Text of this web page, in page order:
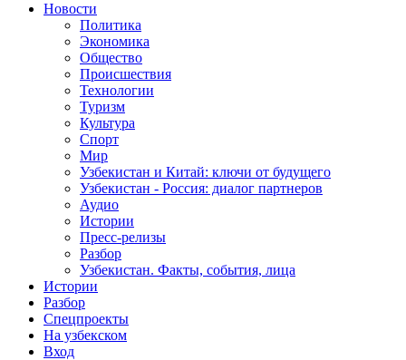
Новости
Политика
Экономика
Общество
Происшествия
Технологии
Туризм
Культура
Спорт
Мир
Узбекистан и Китай: ключи от будущего
Узбекистан - Россия: диалог партнеров
Аудио
Истории
Пресс-релизы
Разбор
Узбекистан. Факты, события, лица
Истории
Разбор
Спецпроекты
На узбекском
Вход